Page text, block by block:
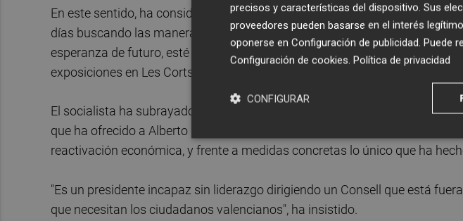
En este sentido, ha considerado "intolerable" que el Ejecutivo valenciano,
días buscando las maneras apropiadas para que los más de 700.000
esperanza de futuro, esté jugando a cosas absurdas como la Fórmula 1 o
exposiciones en Les Corts".
El socialista ha subrayado la necesidad de cambiar un modelo productivo
que ha ofrecido a Alberto Fabra "por activa y por pasiva un acuerdo por el
reactivación económica, y frente a medidas concretas lo único que ha
"Es un presidente incapaz sin liderazgo dirigiendo un Consell que está
que necesitan los ciudadanos valencianos", ha insistido.
precisos y características del dispositivo. Sus
proveedores pueden basarse en el interés
oponerse en Configuración de publicidad. Puede
Configuración de cookies. Política de privacidad
CONFIGURAR